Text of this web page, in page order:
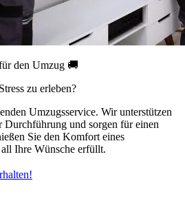
den Umzug 🚚
zu erleben?
Umzugsservice. Wir unterstützen
Durchführung und sorgen für einen
Sie den Komfort eines
Ihre Wünsche erfüllt.